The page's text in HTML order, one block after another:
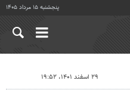
پنجشنبه ۱۵ مرداد ۱۴۰۵
۲۹ اسفند ۱۴۰۱، ۱۹:۵۲